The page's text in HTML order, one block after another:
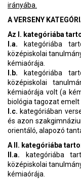
irányába.
A VERSENY
Az I. kategóriába
I.a. kategóriába
középiskolai
kémiaórája.
I.b. kategóriába
középiskolai
kémiaórája volt (a
biológia tagozat
I.c. kategóriában
és azon
orientáló, alapozó
A II. kategóriába
II.a. kategóriába
középiskolai
kémiaórája.